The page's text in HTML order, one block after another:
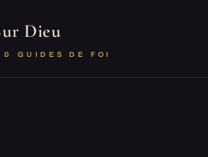
Dieu
& GUIDES DE FOI